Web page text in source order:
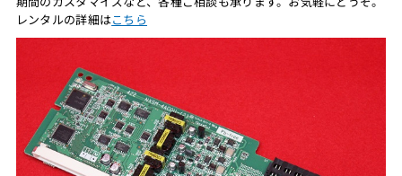
レンタルの詳細はこちら